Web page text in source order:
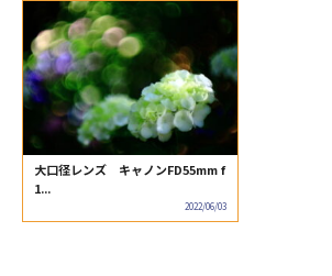
大口径レンズ キャノンFD55mm f
1...
2022/06/03